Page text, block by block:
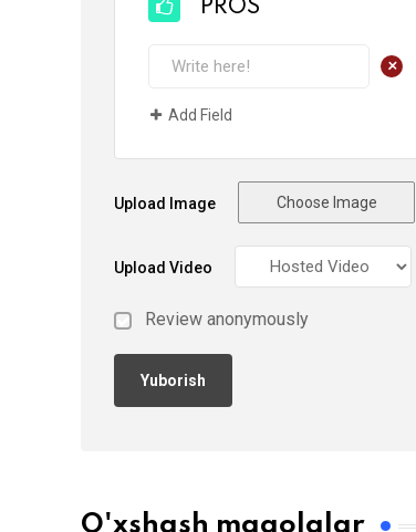
PROS
+
Add Field
Upload Image Choose Image
Upload Video
Review anonymously
O'xshash maqolalar